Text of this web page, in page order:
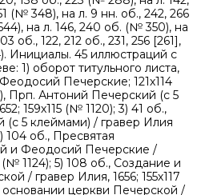
(№ 348), на л. 9 нн. об., 242, 266
на л. 146, 240 об. (№ 350), на
об., 122, 212 об., 231, 256 [261],
Инициалы. 45 иллюстраций с
1) оборот титульного листа,
Печерские; 121х114
Прп. Антоний Печерский (с 5
159х115 (№ 1120); 3) 41 об.,
5 клеймами) / гравер Илия
104 об., Пресвятая
и Феодосий Печерские /
(№ 1124); 5) 108 об., Создание и
/ гравер Илия, 1656; 155х117
основании церкви Печерской /